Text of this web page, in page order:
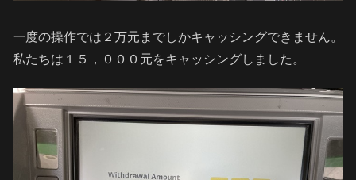
一度の操作では２万元までしかキャッシングできません。
私たちは１５，０００元をキャッシングしました。